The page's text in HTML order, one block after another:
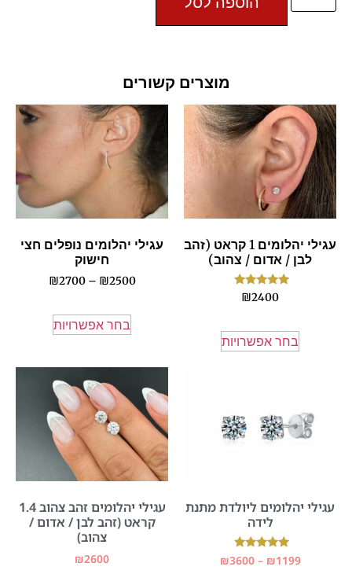
מוצרים קשורים
עגילי יהלומים 1 קראט (זהב
לבן / אדום / צהוב)
דורג₪2400
בחר אפשרויות
עגילי יהלומים נופלים חצי
חישוק
₪2500
–
₪2700
בחר אפשרויות
עגילי יהלומים ליולדת מתנת
לידה
דורג
5.00
₪1199
–
₪3600
עגילי יהלומים זהב צהוב 1.4
קראט (זהב לבן / אדום /
צהוב)
₪2600